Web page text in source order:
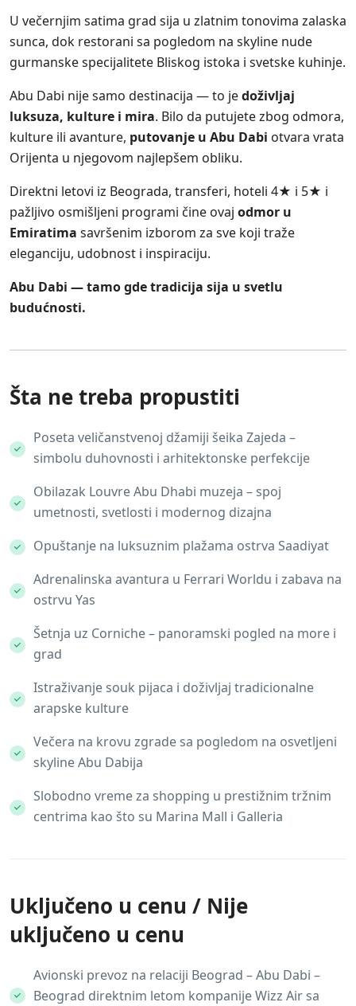
U večernjim satima grad sija u zlatnim tonovima zalaska
sunca, dok restorani sa pogledom na skyline nude
gurmanske specijalitete Bliskog istoka i svetske kuhinje.
Abu Dabi nije samo destinacija — to jedoživljaj
luksuza, kulture i mira. Bilo da putujete zbog odmora,
kulture ili avanture, putovanje u Abu Dabi otvara vrata
Orijenta u njegovom najlepšem obliku.
Direktni letovi iz Beograda, transferi, hoteli 4★ i 5★ i
pažljivo osmišljeni programi čine ovaj odmor u
Emiratima savršenim izborom za sve koji traže
eleganciju, udobnost i inspiraciju.
Abu Dabi — tamo gde tradicija sija u svetlu
budućnosti.
Šta ne treba propustiti
Poseta veličanstvenoj džamiji šeika Zajeda –
simbolu duhovnosti i arhitektonske perfekcije
Obilazak Louvre Abu Dhabi muzeja – spoj
umetnosti, svetlosti i modernog dizajna
Opuštanje na luksuznim plažama ostrva Saadiyat
Adrenalinska avantura u Ferrari Worldu i zabava na
ostrvu Yas
Šetnja uz Corniche – panoramski pogled na more i
grad
Istraživanje souk pijaca i doživljaj tradicionalne
arapske kulture
Večera na krovu zgrade sa pogledom na osvetljeni
skyline Abu Dabija
Slobodno vreme za shopping u prestižnim tržnim
centrima kao što su Marina Mall i Galleria
Uključeno u cenu / Nije
uključeno u cenu
Avionski prevoz na relaciji Beograd – Abu Dabi –
Beograd direktnim letom kompanije Wizz Air sa